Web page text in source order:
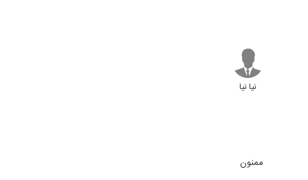
نیا نیا
ممنون